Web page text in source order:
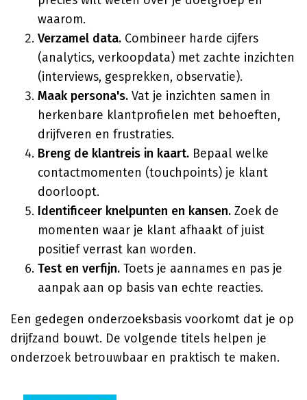
waarom.
Verzamel data. Combineer harde cijfers
(analytics, verkoopdata) met zachte inzichten
(interviews, gesprekken, observatie).
Maak persona's. Vat je inzichten samen in
herkenbare klantprofielen met behoeften,
drijfveren en frustraties.
Breng de klantreis in kaart. Bepaal welke
contactmomenten (touchpoints) je klant
doorloopt.
Identificeer knelpunten en kansen. Zoek de
momenten waar je klant afhaakt of juist
positief verrast kan worden.
Test en verfijn. Toets je aannames en pas je
aanpak aan op basis van echte reacties.
Een gedegen onderzoeksbasis voorkomt dat je op
drijfzand bouwt. De volgende titels helpen je
onderzoek betrouwbaar en praktisch te maken.